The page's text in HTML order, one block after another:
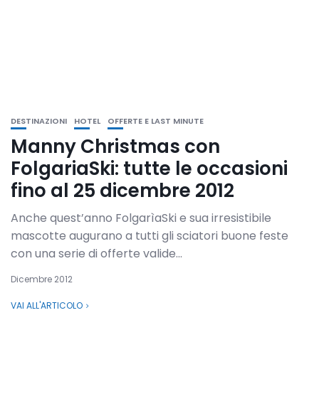
DESTINAZIONI HOTEL OFFERTE E LAST MINUTE
Manny Christmas con
FolgariaSki: tutte le occasioni
fino al 25 dicembre 2012
Anche quest’anno FolgarìaSki e sua irresistibile
mascotte augurano a tutti gli sciatori buone feste
con una serie di offerte valide...
Dicembre 2012
VAI ALL'ARTICOLO